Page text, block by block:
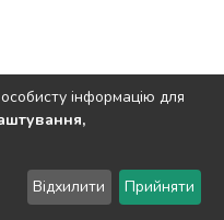
2002-2026 LYRASIS
Send Feedback
інформацію для
Відхилити Прийняти